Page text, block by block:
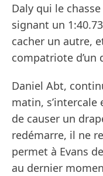
Daly qui le
signant un
cacher un autre,
compatriote d’un
Daniel Abt,
matin,
de causer un
redémarre, il ne
permet à Evans
au dernier